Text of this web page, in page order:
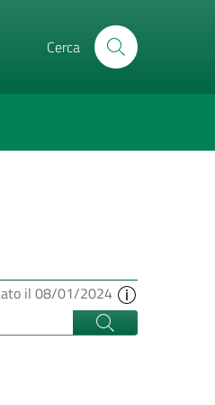
Cerca
il 08/01/2024